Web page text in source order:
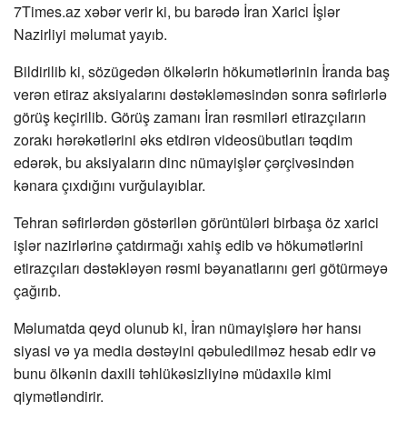
7Times.az xəbər verir ki, bu barədə İran Xarici İşlər
Nazirliyi məlumat yayıb.
Bildirilib ki, sözügedən ölkələrin hökumətlərinin İranda baş
verən etiraz aksiyalarını dəstəkləməsindən sonra səfirlərlə
görüş keçirilib. Görüş zamanı İran rəsmiləri etirazçıların
zorakı hərəkətlərini əks etdirən videosübutları təqdim
edərək, bu aksiyaların dinc nümayişlər çərçivəsindən
kənara çıxdığını vurğulayıblar.
Tehran səfirlərdən göstərilən görüntüləri birbaşa öz xarici
işlər nazirlərinə çatdırmağı xahiş edib və hökumətlərini
etirazçıları dəstəkləyən rəsmi bəyanatlarını geri götürməyə
çağırıb.
Məlumatda qeyd olunub ki, İran nümayişlərə hər hansı
siyasi və ya media dəstəyini qəbuledilməz hesab edir və
bunu ölkənin daxili təhlükəsizliyinə müdaxilə kimi
qiymətləndirir.